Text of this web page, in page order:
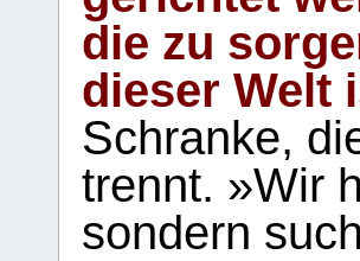
die zu
dieser Welt
Schranke,
trennt. »Wir
sondern